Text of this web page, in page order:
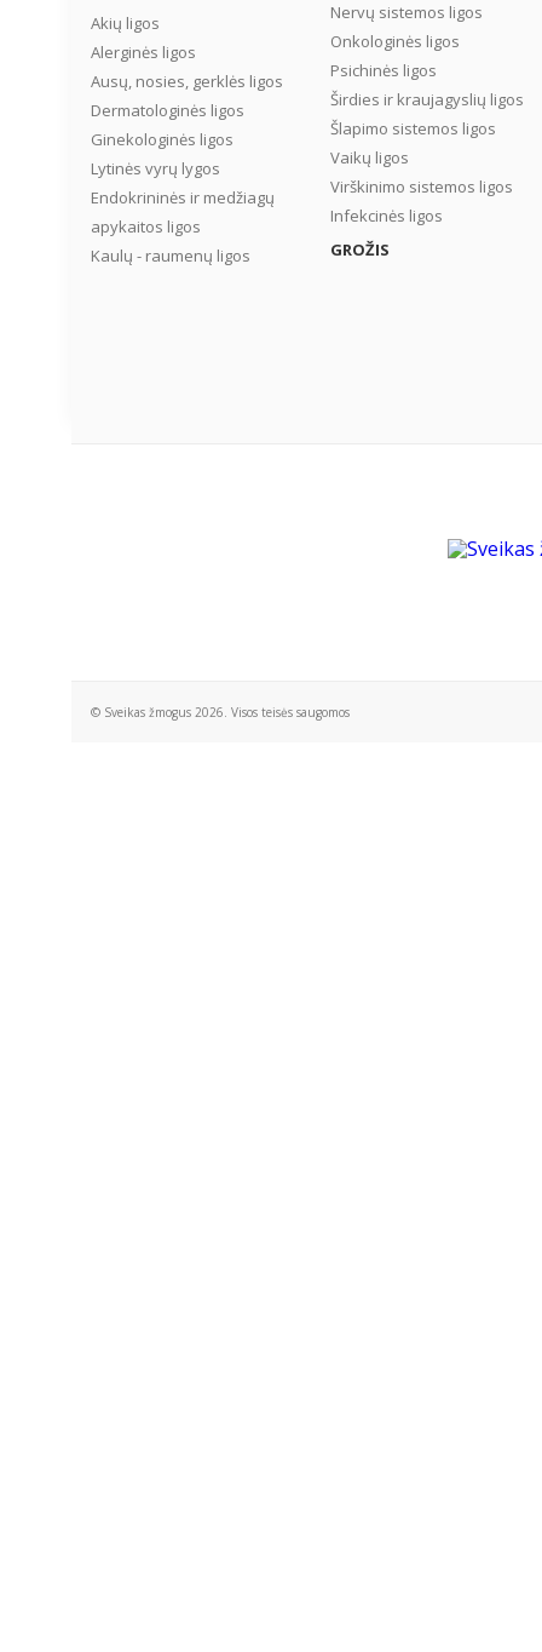
Akių ligos
Alerginės ligos
Ausų, nosies, gerklės ligos
Dermatologinės ligos
Ginekologinės ligos
Lytinės vyrų lygos
Endokrininės ir medžiagų
apykaitos ligos
Kaulų - raumenų ligos
Nervų sistemos ligos
Onkologinės ligos
Psichinės ligos
Širdies ir kraujagyslių ligos
Šlapimo sistemos ligos
Vaikų ligos
Virškinimo sistemos ligos
Infekcinės ligos
GROŽIS
© Sveikas žmogus 2026. Visos teisės saugomos